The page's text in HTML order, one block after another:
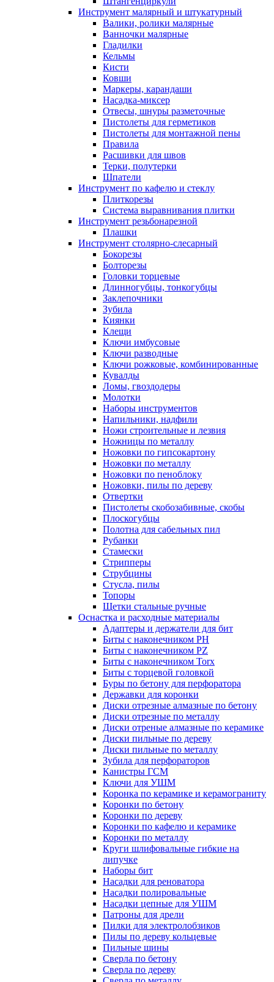
Инструмент малярный и штукатурный
Валики, ролики малярные
Ванночки малярные
Гладилки
Кельмы
Кисти
Ковши
Маркеры, карандаши
Насадка-миксер
Отвесы, шнуры разметочные
Пистолеты для герметиков
Пистолеты для монтажной пены
Правила
Расшивки для швов
Терки, полутерки
Шпатели
Инструмент по кафелю и стеклу
Плиткорезы
Система выравнивания плитки
Инструмент резьбонарезной
Плашки
Инструмент столярно-слесарный
Бокорезы
Болторезы
Головки торцевые
Длинногубцы, тонкогубцы
Заклепочники
Зубила
Киянки
Клещи
Ключи имбусовые
Ключи разводные
Ключи рожковые, комбинированные
Кувалды
Ломы, гвоздодеры
Молотки
Наборы инструментов
Напильники, надфили
Ножи строительные и лезвия
Ножницы по металлу
Ножовки по гипсокартону
Ножовки по металлу
Ножовки по пеноблоку
Ножовки, пилы по дереву
Отвертки
Пистолеты скобозабивные, скобы
Плоскогубцы
Полотна для сабельных пил
Рубанки
Стамески
Стрипперы
Струбцины
Стусла, пилы
Топоры
Щетки стальные ручные
Оснастка и расходные материалы
Адаптеры и держатели для бит
Биты с наконечником PH
Биты с наконечником PZ
Биты с наконечником Torx
Биты с торцевой головкой
Буры по бетону для перфоратора
Державки для коронки
Диски отрезные алмазные по бетону
Диски отрезные по металлу
Диски отреные алмазные по керамике
Диски пильные по дереву
Диски пильные по металлу
Зубила для перфораторов
Канистры ГСМ
Ключи для УШМ
Коронка по керамике и керамограниту
Коронки по бетону
Коронки по дереву
Коронки по кафелю и керамике
Коронки по металлу
Круги шлифовальные гибкие на
липучке
Наборы бит
Насадки для реноватора
Насадки полировальные
Насадки цепные для УШМ
Патроны для дрели
Пилки для электролобзиков
Пилы по дереву кольцевые
Пильные шины
Сверла по бетону
Сверла по дереву